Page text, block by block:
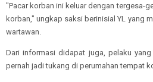
"Pacar korban ini keluar dengan tergesa-
korban," ungkap saksi berinisial YL yang
wartawan.
Dari informasi didapat juga, pelaku
pernah jadi tukang di perumahan tempat